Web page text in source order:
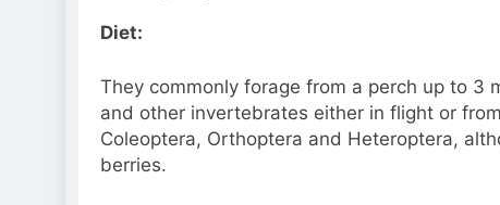
Diet:
They commonly forage from a perch up to 3
and other invertebrates either in flight or
Coleoptera, Orthoptera and Heteroptera,
berries.